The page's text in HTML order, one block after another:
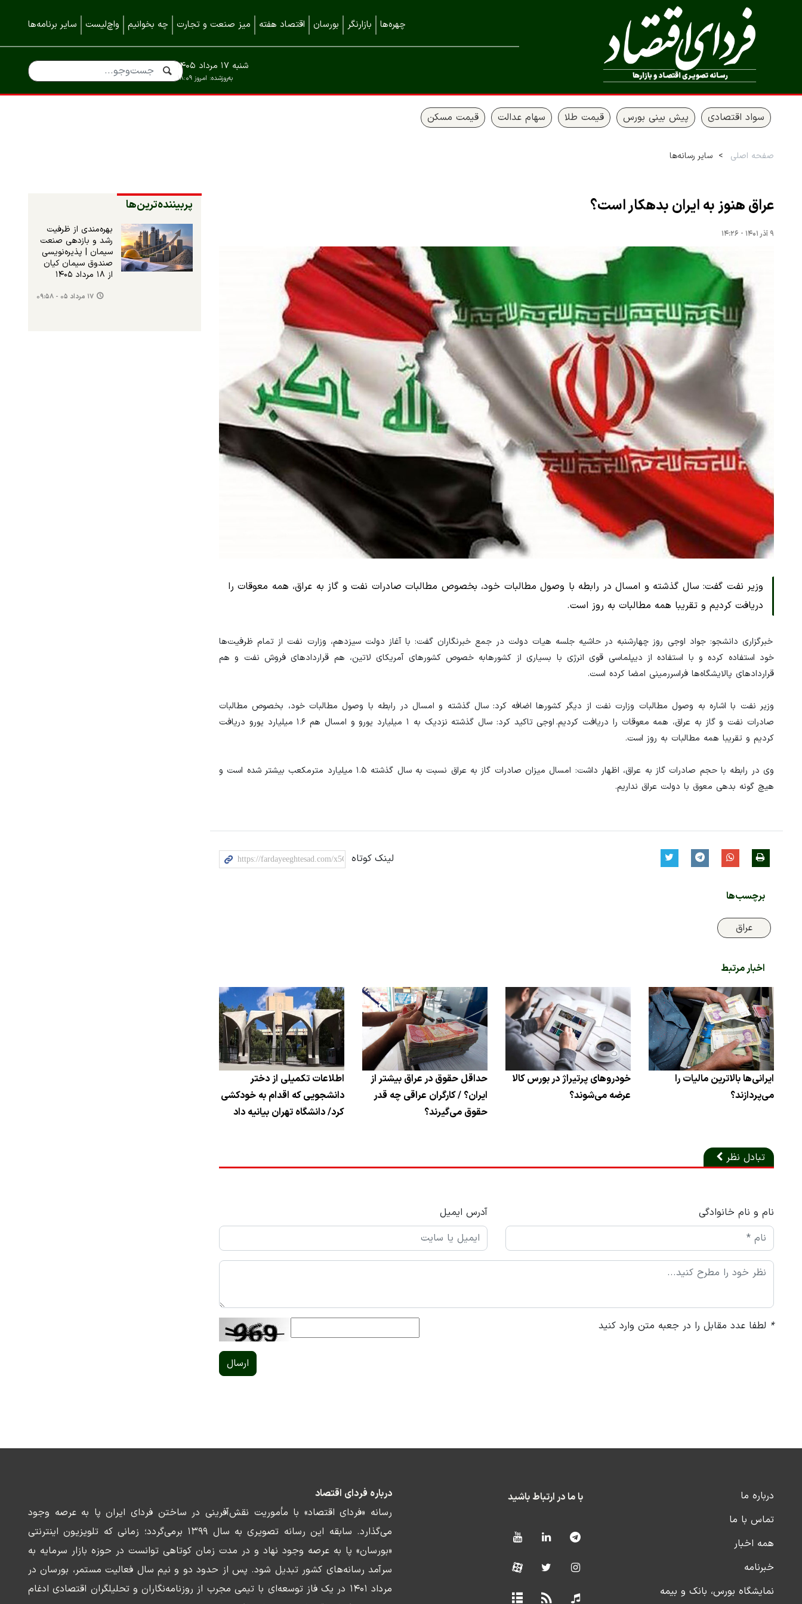
چهره‌ها بازارنگر بورسان اقتصاد هفته میز صنعت و تجارت چه بخوانیم واچ‌لیست سایر برنامه‌ها
به‌روزشده: امروز ۱۸:۰۹
شنبه ۱۷ مرداد ۱۴۰۵
سواد اقتصادی پیش بینی بورس قیمت طلا سهام عدالت قیمت مسکن
صفحه اصلی سایر رسانه‌ها
عراق هنوز به ایران بدهکار است؟
۹ آذر ۱۴۰۱ - ۱۴:۲۶
وزیر نفت گفت: سال گذشته و امسال در رابطه با وصول مطالبات خود، بخصوص مطالبات صادرات نفت و گاز به عراق، همه معوقات را
دریافت کردیم و تقریبا همه مطالبات به روز است.
خبرگزاری دانشجو: جواد اوجی روز چهارشنبه در حاشیه جلسه هیات دولت در جمع خبرنگاران گفت: با آغاز دولت سیزدهم، وزارت نفت از تمام ظرفیت‌ها
خود استفاده کرده و با استفاده از دیپلماسی قوی انرژی با بسیاری از کشورهابه خصوص کشورهای آمریکای لاتین، هم قراردادهای فروش نفت و هم
قراردادهای پالایشگاه‌ها فراسررمینی امضا کرده است.
وزیر نفت با اشاره به وصول مطالبات وزارت نفت از دیگر کشورها اضافه کرد: سال گذشته و امسال در رابطه با وصول مطالبات خود، بخصوص مطالبات
صادرات نفت و گاز به عراق، همه معوقات را دریافت کردیم. اوجی تاکید کرد: سال گذشته نزدیک به ۱ میلیارد یورو و امسال هم ۱.۶ میلیارد یورو دریافت
کردیم و تقریبا همه مطالبات به روز است.
وی در رابطه با حجم صادرات گاز به عراق، اظهار داشت: امسال میزان صادرات گاز به عراق نسبت به سال گذشته ۱.۵ میلیارد مترمکعب بیشتر شده است و
هیچ گونه بدهی معوق با دولت عراق نداریم.
لینک کوتاه
برچسب‌ها
عراق
اخبار مرتبط
ایرانی‌ها بالاترین مالیات را
می‌پردازند؟
خودروهای پرتیراژ در بورس کالا
عرضه می‌شوند؟
حداقل حقوق در عراق بیشتر از
ایران؟ / کارگران عراقی چه قدر
حقوق می‌گیرند؟
اطلاعات تکمیلی از دختر
دانشجویی که اقدام به خودکشی
کرد/ دانشگاه تهران بیانیه داد
تبادل نظر
نام و نام خانوادگی آدرس ایمیل
* لطفا عدد مقابل را در جعبه متن وارد کنید
ارسال
پربیننده‌ترین‌ها
بهره‌مندی از ظرفیت
رشد و بازدهی صنعت
سیمان | پذیره‌نویسی
صندوق سیمان کیان
از ۱۸ مرداد ۱۴۰۵
۱۷ مرداد ۰۵ - ۰۹:۵۸
درباره ما
تماس با ما
همه اخبار
خبرنامه
نمایشگاه بورس، بانک و بیمه
با ما در ارتباط باشید
درباره فردای اقتصاد
رسانه «فردای اقتصاد» با مأموریت نقش‌آفرینی در ساختن فردای ایران پا به عرصه وجود
می‌گذارد. سابقه این رسانه تصویری به سال ۱۳۹۹ برمی‌گردد؛ زمانی که تلویزیون اینترنتی
«بورسان» پا به عرصه وجود نهاد و در مدت زمان کوتاهی توانست در حوزه بازار سرمایه به
سرآمد رسانه‌های کشور تبدیل شود. پس از حدود دو و نیم سال فعالیت مستمر، بورسان در
مرداد ۱۴۰۱ در یک فاز توسعه‌ای با تیمی مجرب از روزنامه‌نگاران و تحلیلگران اقتصادی ادغام